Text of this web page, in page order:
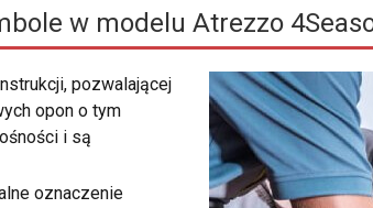
w modelu Atrezzo
pozwalającej
opon o tym
i są
oznaczenie